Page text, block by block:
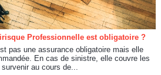
Professionnelle est obligatoire ?
pas une assurance obligatoire mais elle
En cas de sinistre, elle couvre les
au cours de...